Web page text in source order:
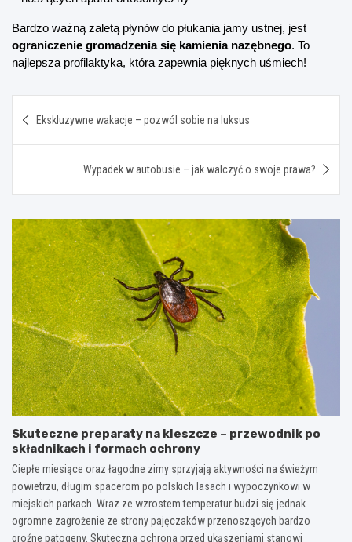
ograniczenie gromadzenia się kamienia nazębnego. To
najlepsza profilaktyka, która zapewnia pięknych uśmiech!
wpisu
Ekskluzywne wakacje – pozwól sobie na luksus
Wypadek w autobusie – jak walczyć o swoje prawa?
Skuteczne preparaty na kleszcze – przewodnik po
składnikach i formach ochrony
Ciepłe miesiące oraz łagodne zimy sprzyjają aktywności na świeżym
powietrzu, długim spacerom po polskich lasach i wypoczynkowi w
miejskich parkach. Wraz ze wzrostem temperatur budzi się jednak
ogromne zagrożenie ze strony pajęczaków przenoszących bardzo
groźne patogeny. Skuteczna ochrona przed ukąszeniami stanowi